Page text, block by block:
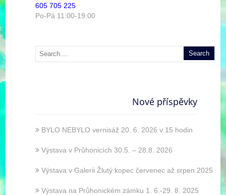
605 705 225
Po-Pá 11:00-19:00
Nové příspěvky
BYLO NEBYLO vernisáž 20. 6. 2026 v 15 hodin
Výstava v Průhonicích 30.5. – 28.8. 2026
Výstava v Galerii Žlutý kopec červenec až srpen 2025
Výstava na Průhonickém zámku 1. 6.-29. 8. 2025